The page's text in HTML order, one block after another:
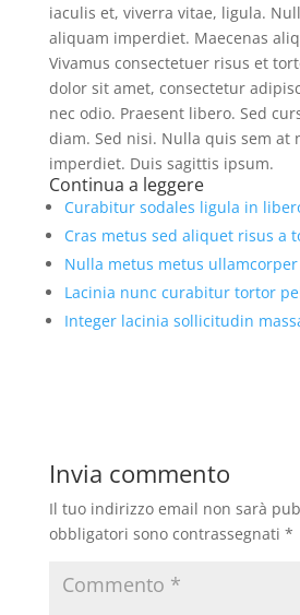
iaculis et, viverra vitae, ligula.
aliquam imperdiet. Maecenas
Vivamus consectetuer risus et
dolor sit amet, consectetur
nec odio. Praesent libero. Sed
diam. Sed nisi. Nulla quis sem at
imperdiet. Duis sagittis ipsum.
Continua a leggere
Curabitur sodales ligula in
Cras metus sed aliquet risus a
Nulla metus metus
Lacinia nunc curabitur tortor
Integer lacinia sollicitudin
Invia commento
Il tuo indirizzo email non sarà
obbligatori sono contrassegnati *